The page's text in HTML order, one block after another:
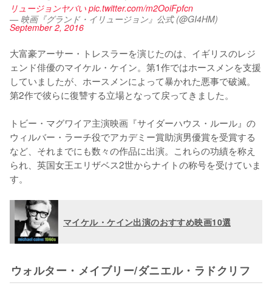
リュージョンヤバい pic.twitter.com/m2OoiFpfcn
— 映画『グランド・イリュージョン』公式 (@GI4HM)
September 2, 2016
大富豪アーサー・トレスラーを演じたのは、イギリスのレジ
ェンド俳優のマイケル・ケイン。第1作ではホースメンを支援
していましたが、ホースメンによって暴かれた悪事で破滅。
第2作で彼らに復讐する立場となって戻ってきました。
トビー・マグワイア主演映画『サイダーハウス・ルール』の
ウィルバー・ラーチ役でアカデミー賞助演男優賞を受賞する
など、それまでにも数々の作品に出演。これらの功績を称え
られ、英国女王エリザベス2世からナイトの称号を受けていま
す。
マイケル・ケイン出演のおすすめ映画10選
ウォルター・メイブリー/ダニエル・ラドクリフ